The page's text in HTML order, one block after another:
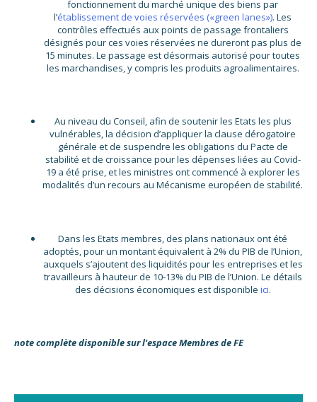
fonctionnement du marché unique des biens par
l’établissement de voies réservées («green lanes»). Les
contrôles effectués aux points de passage frontaliers
désignés pour ces voies réservées ne dureront pas plus de
15 minutes. Le passage est désormais autorisé pour toutes
les marchandises, y compris les produits agroalimentaires.
Au niveau du Conseil, afin de soutenir les Etats les plus
vulnérables, la décision d’appliquer la clause dérogatoire
générale et de suspendre les obligations du Pacte de
stabilité et de croissance pour les dépenses liées au Covid-
19 a été prise, et les ministres ont commencé à explorer les
modalités d’un recours au Mécanisme européen de stabilité.
Dans les Etats membres, des plans nationaux ont été
adoptés, pour un montant équivalent à 2% du PIB de l’Union,
auxquels s’ajoutent des liquidités pour les entreprises et les
travailleurs à hauteur de 10-13% du PIB de l’Union. Le détails
des décisions économiques est disponible ici.
note complète disponible sur l’espace Membres de FE